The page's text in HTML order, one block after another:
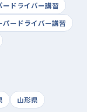
ードライバー講習
パードライバー講習
山形県